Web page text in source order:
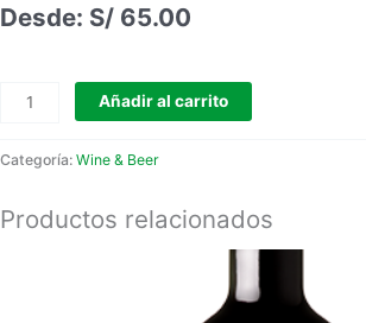
S/ 65.00
Añadir al carrito
Categoría: Wine & Beer
Productos relacionados